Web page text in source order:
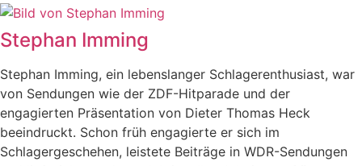
Stephan Imming
Stephan Imming, ein lebenslanger Schlagerenthusiast, war
von Sendungen wie der ZDF-Hitparade und der
engagierten Präsentation von Dieter Thomas Heck
beeindruckt. Schon früh engagierte er sich im
Schlagergeschehen, leistete Beiträge in WDR-Sendungen